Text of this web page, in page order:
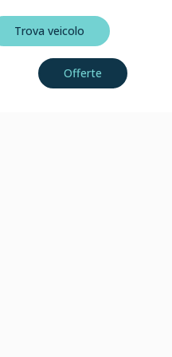
Trova veicolo
Offerte